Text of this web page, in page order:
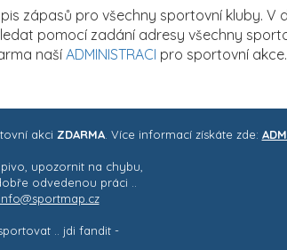
zápasů pro všechny sportovní kluby. V
pomocí zadání adresy všechny
našíADMINISTRACI pro sportovní akce.
akci ZDARMA. Více informací získáte zde:
upozornit na chybu,
odvedenou práci ..
info@sportmap.cz
.. jdi fandit -